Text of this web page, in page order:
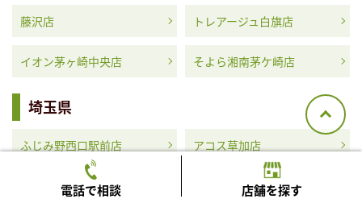
藤沢店 トレアージュ白旗店
イオン茅ヶ崎中央店 そよら湘南茅ケ崎店
埼玉県
ふじみ野西口駅前店 アコス草加店
イオンタウン蕨店
MEGAドン・キホーテ浦和
電話で相談 店舗を探す